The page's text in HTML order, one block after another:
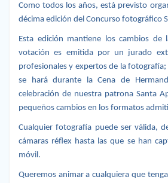
Como todos los años, está previsto
décima edición del Concurso fotográfico
Esta edición mantiene los cambios de
votación es emitida por un jurado
profesionales y expertos de la
se hará durante la Cena de
celebración de nuestra patrona Santa
pequeños cambios en los formatos
Cualquier fotografía puede ser válida,
cámaras réflex hasta las que se han
móvil.
Queremos animar a cualquiera que